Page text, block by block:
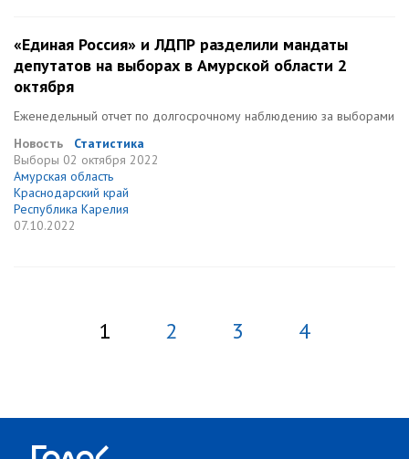
«Единая Россия» и ЛДПР разделили мандаты
депутатов на выборах в Амурской области 2
октября
Еженедельный отчет по долгосрочному наблюдению за выборами
Новость
Статистика
Выборы 02 октября 2022
Амурская область
Краснодарский край
Республика Карелия
07.10.2022
1 2 3 4